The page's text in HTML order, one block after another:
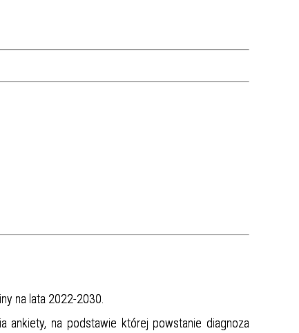
na lata 2022-2030.
ankiety, na podstawie której powstanie diagnoza